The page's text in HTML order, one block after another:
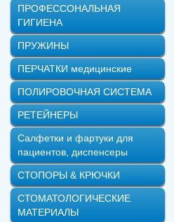
ПРОФЕССОНАЛЬНАЯ
ГИГИЕНА
ПРУЖИНЫ
ПЕРЧАТКИ медицинские
ПОЛИРОВОЧНАЯ СИСТЕМА
РЕТЕЙНЕРЫ
Салфетки и фартуки для
пациентов, диспенсеры
СТОПОРЫ & КРЮЧКИ
СТОМАТОЛОГИЧЕСКИЕ
МАТЕРИАЛЫ